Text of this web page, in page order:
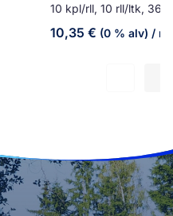
10 kpl/rll, 10 rll/ltk, 360
10,35 € (0 % alv) / rll